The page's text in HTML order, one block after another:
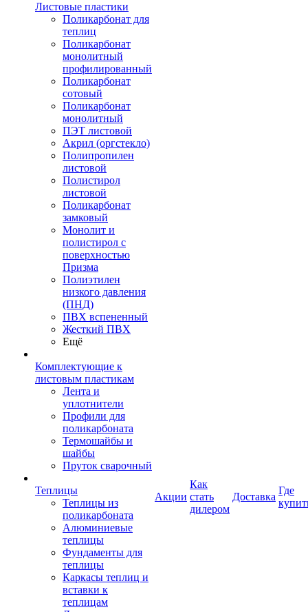
Листовые пластики
Поликарбонат для
теплиц
Поликарбонат
монолитный
профилированный
Поликарбонат
сотовый
Поликарбонат
монолитный
ПЭТ листовой
Акрил (оргстекло)
Полипропилен
листовой
Полистирол
листовой
Поликарбонат
замковый
Монолит и
полистирол с
поверхностью
Призма
Полиэтилен
низкого давления
(ПНД)
ПВХ вспененный
Жесткий ПВХ
Ещё
Комплектующие к
листовым пластикам
Лента и
уплотнители
Профили для
поликарбоната
Термошайбы и
шайбы
Пруток сварочный
Теплицы
Теплицы из
поликарбоната
Алюминиевые
теплицы
Фундаменты для
теплицы
Каркасы теплиц и
вставки к
теплицам
Акции
Как
стать
дилером
Доставка
Где